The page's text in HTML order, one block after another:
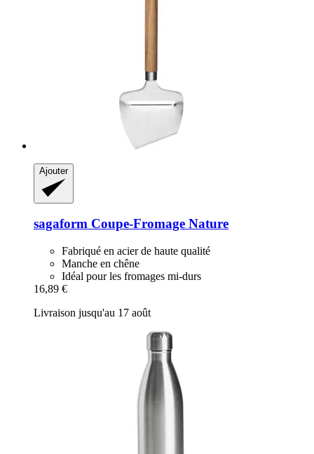
Ajouter
sagaform Coupe-​Fromage Nature
Fabriqué en acier de haute qualité
Manche en chêne
Idéal pour les fromages mi-durs
16,89 €
Livraison jusqu'au 17 août